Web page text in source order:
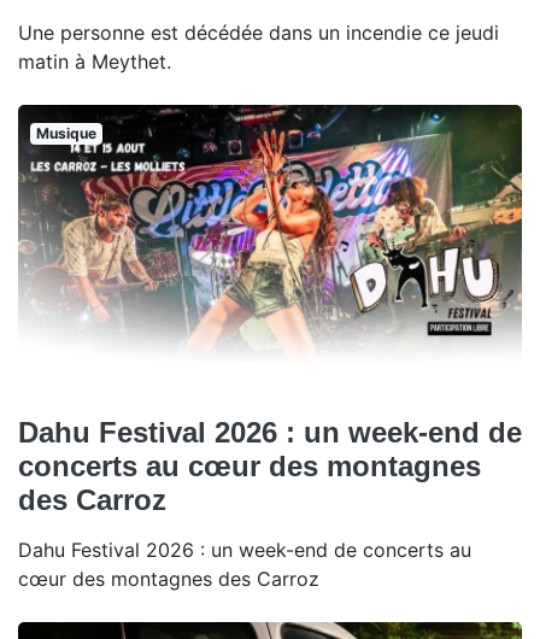
Une personne est décédée dans un incendie ce jeudi
matin à Meythet.
Musique
Dahu Festival 2026 : un week-end de
concerts au cœur des montagnes
des Carroz
Dahu Festival 2026 : un week-end de concerts au
cœur des montagnes des Carroz